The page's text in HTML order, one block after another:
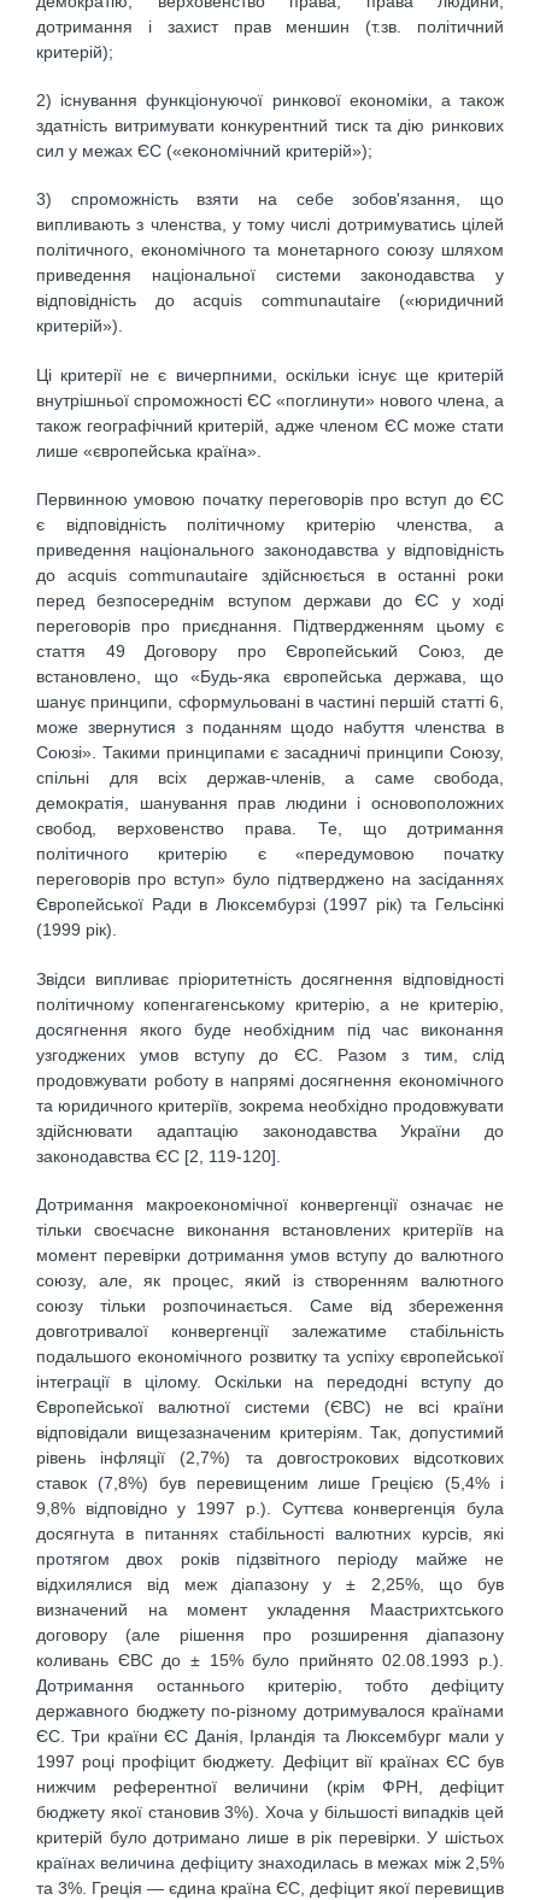
дотримання і захист прав меншин (т.зв. політичний
критерій);
2) існування функціонуючої ринкової економіки, а також
здатність витримувати конкурентний тиск та дію ринкових
сил у межах ЄС («економічний критерій»);
3) спроможність взяти на себе зобов'язання, що
випливають з членства, у тому числі дотримуватись цілей
політичного, економічного та монетарного союзу шляхом
приведення національної системи законодавства у
відповідність до acquis communautaire («юридичний
критерій»).
Ці критерії не є вичерпними, оскільки існує ще критерій
внутрішньої спроможності ЄС «поглинути» нового члена, а
також географічний критерій, адже членом ЄС може стати
лише «європейська країна».
Первинною умовою початку переговорів про вступ до ЄС
є відповідність політичному критерію членства, а
приведення національного законодавства у відповідність
до acquis communautaire здійснюється в останні роки
перед безпосереднім вступом держави до ЄС у ході
переговорів про приєднання. Підтвердженням цьому є
стаття 49 Договору про Європейський Союз, де
встановлено, що «Будь-яка європейська держава, що
шанує принципи, сформульовані в частині першій статті 6,
може звернутися з поданням щодо набуття членства в
Союзі». Такими принципами є засадничі принципи Союзу,
спільні для всіх держав-членів, а саме свобода,
демократія, шанування прав людини і основоположних
свобод, верховенство права. Те, що дотримання
політичного критерію є «передумовою початку
переговорів про вступ» було підтверджено на засіданнях
Європейської Ради в Люксембурзі (1997 рік) та Гельсінкі
(1999 рік).
Звідси випливає пріоритетність досягнення відповідності
політичному копенгагенському критерію, а не критерію,
досягнення якого буде необхідним під час виконання
узгоджених умов вступу до ЄС. Разом з тим, слід
продовжувати роботу в напрямі досягнення економічного
та юридичного критеріїв, зокрема необхідно продовжувати
здійснювати адаптацію законодавства України до
законодавства ЄС [2, 119-120].
Дотримання макроекономічної конвергенції означає не
тільки своєчасне виконання встановлених критеріїв на
момент перевірки дотримання умов вступу до валютного
союзу, але, як процес, який із створенням валютного
союзу тільки розпочинається. Саме від збереження
довготривалої конвергенції залежатиме стабільність
подальшого економічного розвитку та успіху європейської
інтеграції в цілому. Оскільки на передодні вступу до
Європейської валютної системи (ЄВС) не всі країни
відповідали вищезазначеним критеріям. Так, допустимий
рівень інфляції (2,7%) та довгострокових відсоткових
ставок (7,8%) був перевищеним лише Грецією (5,4% і
9,8% відповідно у 1997 р.). Суттєва конвергенція була
досягнута в питаннях стабільності валютних курсів, які
протягом двох років підзвітного періоду майже не
відхилялися від меж діапазону у ± 2,25%, що був
визначений на момент укладення Маастрихтського
договору (але рішення про розширення діапазону
коливань ЄВС до ± 15% було прийнято 02.08.1993 р.).
Дотримання останнього критерію, тобто дефіциту
державного бюджету по-різному дотримувалося країнами
ЄС. Три країни ЄС Данія, Ірландія та Люксембург мали у
1997 році профіцит бюджету. Дефіцит вії країнах ЄС був
нижчим референтної величини (крім ФРН, дефіцит
бюджету якої становив 3%). Хоча у більшості випадків цей
критерій було дотримано лише в рік перевірки. У шістьох
країнах величина дефіциту знаходилась в межах між 2,5%
та 3%. Греція — єдина країна ЄС, дефіцит якої перевищив